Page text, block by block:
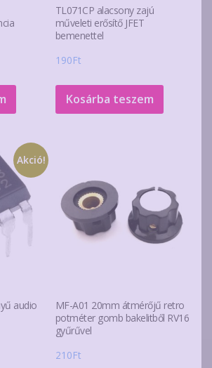
TL071CP alacsony zajú
műveleti erősítő JFET
bemenettel
190Ft
Kosárba teszem
Akció!
audio
MF-A01 20mm átmérőjű retro
potméter gomb bakelitből RV16
gyűrűvel
210Ft